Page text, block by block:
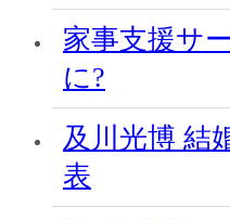
家事支援サ
に?
及川光博 結
表